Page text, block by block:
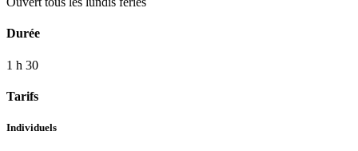
Durée
1 h 30
Tarifs
Individuels